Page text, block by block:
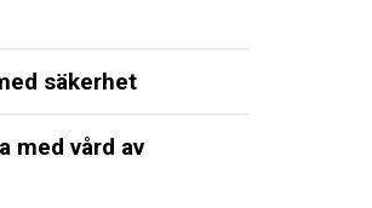
säkerhet
med vård av